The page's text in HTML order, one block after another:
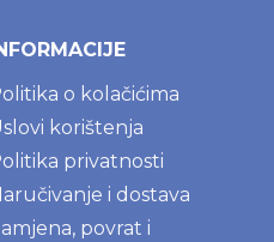
o kolačićima
korištenja
privatnosti
i dostava
povrat i